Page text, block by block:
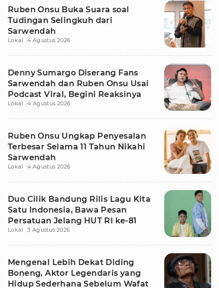
Ruben Onsu Buka Suara soal
Tudingan Selingkuh dari
Sarwendah
Lokal 4 Agustus 2026
Denny Sumargo Diserang Fans
Sarwendah dan Ruben Onsu Usai
Podcast Viral, Begini Reaksinya
Lokal 4 Agustus 2026
Ruben Onsu Ungkap Penyesalan
Terbesar Selama 11 Tahun Nikahi
Sarwendah
Lokal 4 Agustus 2026
Duo Cilik Bandung Rilis Lagu Kita
Satu Indonesia, Bawa Pesan
Persatuan Jelang HUT RI ke-81
Lokal 3 Agustus 2026
Mengenal Lebih Dekat Diding
Boneng, Aktor Legendaris yang
Hidup Sederhana Sebelum Wafat